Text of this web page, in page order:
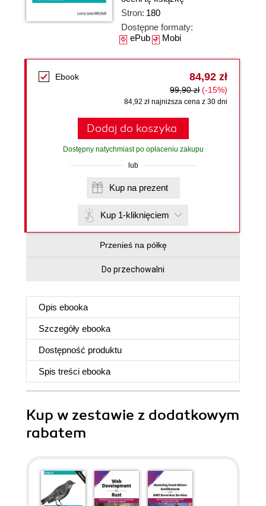
Stron: 180
Dostępne formaty:
ePubMobi
Ebook 84,92 zł
99,90 zł (-15%)
84,92 zł najniższa cena z 30 dni
Dodaj do koszyka
Dostępny natychmiast po opłaceniu zakupu
lub
Kup na prezent
Kup 1-kliknięciem
Przenieś na półkę
Do przechowalni
Opis ebooka
Szczegóły ebooka
Dostępność produktu
Spis treści ebooka
Kup w zestawie z dodatkowym
rabatem